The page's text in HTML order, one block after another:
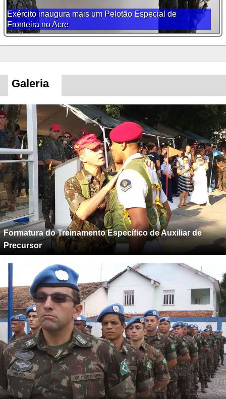
Exército inaugura mais um Pelotão Especial de
Fronteira no Acre
Galeria
Formatura do Treinamento Específico de Auxiliar de
Precursor